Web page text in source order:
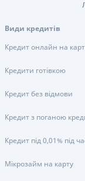
Види кредитів
Кредит онлайн на
Кредити готівкою
Кредит без відмови
Кредит з поганою
Кредит під 0,01% під
Мікрозайм на карту